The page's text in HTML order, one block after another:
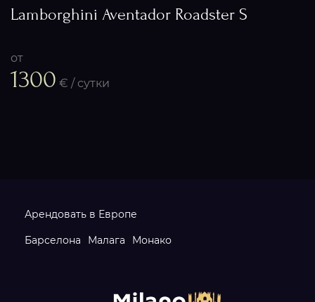
Lamborghini Aventador Roadster S
от
1300 € / сутки
Арендовать в Европе
Барселона Малага Монако